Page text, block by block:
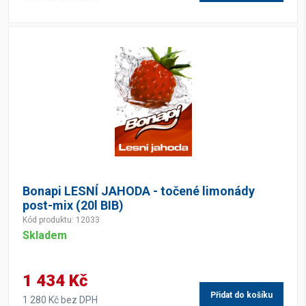
Bonapi LESNÍ JAHODA - točené limonády
post-mix (20l BIB)
Kód produktu: 12033
Skladem
1 434 Kč
1 280 Kč bez DPH Přidat do košíku